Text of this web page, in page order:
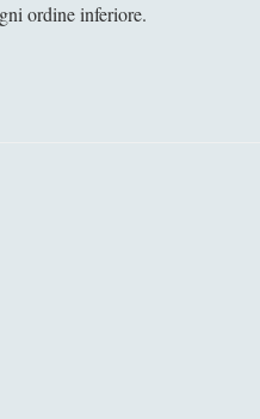
ordine inferiore.